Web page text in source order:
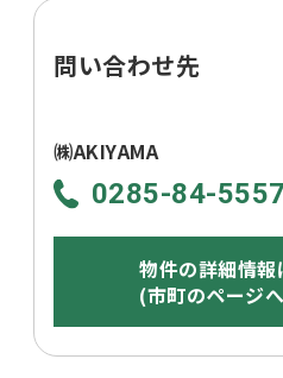
問い合わせ先
㈱AKIYAMA
0285-84-5557
物件の詳細情報
(市町のページ